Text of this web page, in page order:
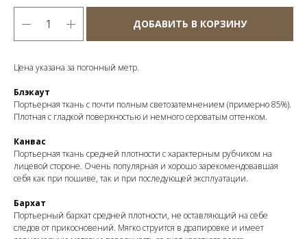
ДОБАВИТЬ В КОРЗИНУ
Цена указана за погонный метр.
Блэкаут
Портьерная ткань с почти полным светозатемнением (примерно 85%).
Плотная с гладкой поверхностью и немного сероватым оттенком.
Канвас
Портьерная ткань средней плотности с характерным рубчиком на
лицевой стороне. Очень популярная и хорошо зарекомендовавшая
себя как при пошиве, так и при последующей эксплуатации.
Бархат
Портьерный бархат средней плотности, не оставляющий на себе
следов от прикосновений. Мягко струится в драпировке и имеет